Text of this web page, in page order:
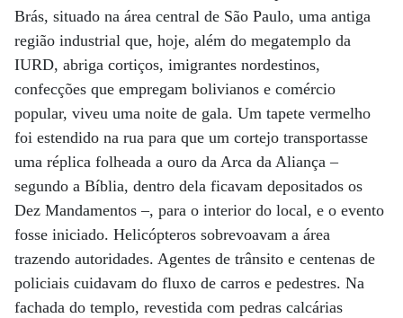
Brás, situado na área central de São Paulo, uma antiga
região industrial que, hoje, além do megatemplo da
IURD, abriga cortiços, imigrantes nordestinos,
confecções que empregam bolivianos e comércio
popular, viveu uma noite de gala. Um tapete vermelho
foi estendido na rua para que um cortejo transportasse
uma réplica folheada a ouro da Arca da Aliança –
segundo a Bíblia, dentro dela ficavam depositados os
Dez Mandamentos –, para o interior do local, e o evento
fosse iniciado. Helicópteros sobrevoavam a área
trazendo autoridades. Agentes de trânsito e centenas de
policiais cuidavam do fluxo de carros e pedestres. Na
fachada do templo, revestida com pedras calcárias